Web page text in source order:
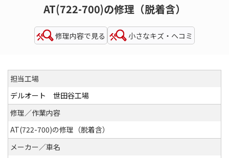
AT(722-700)の修理（脱着含）
修理内容で見る 小さなキズ・ヘコミ
担当工場
デルオート 世田谷工場
修理／作業内容
AT(722-700)の修理（脱着含）
メーカー／車名